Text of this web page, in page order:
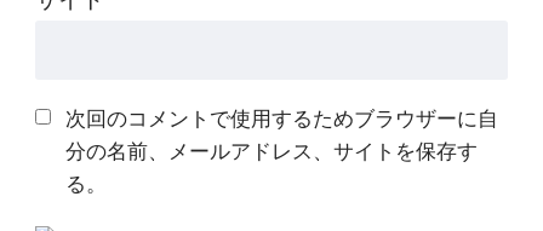
次回のコメントで使用するためブラウザーに自
分の名前、メールアドレス、サイトを保存す
る。